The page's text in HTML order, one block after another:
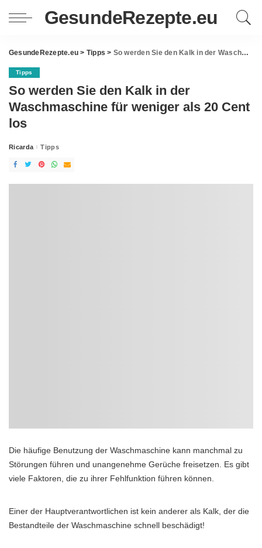
GesundeRezepte.eu
GesundeRezepte.eu > Tipps > So werden Sie den Kalk in der Waschmaschine für weniger als 20 Cent los
Tipps
So werden Sie den Kalk in der
Waschmaschine für weniger als 20 Cent
los
Posted
Ricarda Tipps
Die häufige Benutzung der Waschmaschine kann manchmal zu
Störungen führen und unangenehme Gerüche freisetzen. Es gibt
viele Faktoren, die zu ihrer Fehlfunktion führen können.
Einer der Hauptverantwortlichen ist kein anderer als Kalk, der die
Bestandteile der Waschmaschine schnell beschädigt!